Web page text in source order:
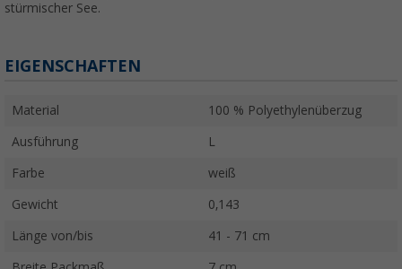
stürmischer See.
EIGENSCHAFTEN
Material 100 % Polyethylenüberzug
Ausführung L
Farbe weiß
Gewicht 0,143
Länge von/bis 41 - 71 cm